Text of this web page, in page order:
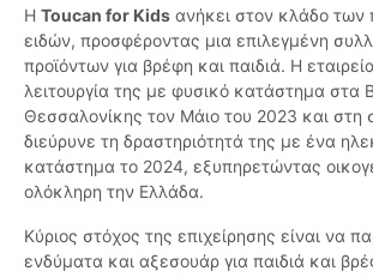
Η Toucan for Kids ανήκει στον κλάδο των
ειδών, προσφέροντας μια επιλεγμένη
προϊόντων για βρέφη και παιδιά. Η
λειτουργία της με φυσικό κατάστημα στα
Θεσσαλονίκης τον Μάιο του 2023 και στη
διεύρυνε τη δραστηριότητά της με ένα
κατάστημα το 2024, εξυπηρετώντας
ολόκληρη την Ελλάδα.
Κύριος στόχος της επιχείρησης είναι να
ενδύματα και αξεσουάρ για παιδιά και